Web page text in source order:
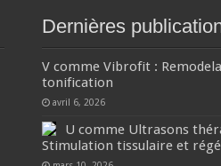
Dernières
V comme Vibrofit :
tonification
avril 6, 2026
U comme Ultrasons
Stimulation tissulaire et